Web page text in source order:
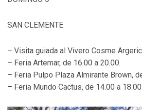
SAN CLEMENTE
– Visita guiada al Vivero Cosme
– Feria Artemar, de 16.00 a 20.00.
– Feria Pulpo Plaza Almirante Brown,
– Feria Mundo Cactus, de 14.00 a 18.00.